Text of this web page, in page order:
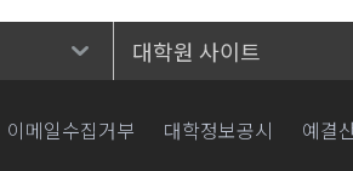
대학원 사이트
이메일수집거부 대학정보공시 예결